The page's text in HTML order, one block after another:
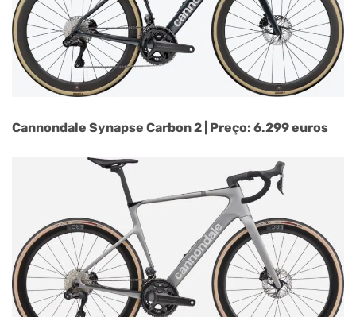
Cannondale Synapse Carbon 2 | Preço: 6.299 euros